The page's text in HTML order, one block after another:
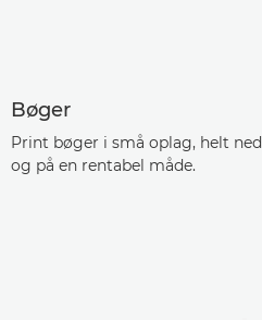
Bøger
Print bøger i små oplag, helt
og på en rentabel måde.